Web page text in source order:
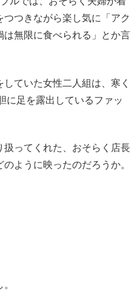
つきながら楽し気に「アク
無限に食べられる」とか言
ていた女性二人組は、寒く
に足を露出しているファッ
ってくれた、おそらく店長
ように映ったのだろうか。